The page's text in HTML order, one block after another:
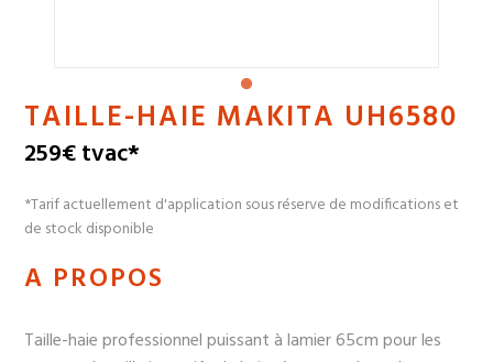
TAILLE-HAIE MAKITA UH6580
259€ tvac*
*Tarif actuellement d'application sous réserve de modifications et
de stock disponible
A PROPOS
Taille-haie professionnel puissant à lamier 65cm pour les